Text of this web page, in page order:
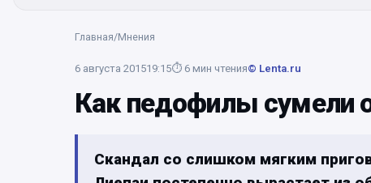
Главная/Мнения
6 августа 201519:15⏱ 6 мин чтения© Lenta.ru
Как педофилы сумели
Скандал со слишком мягким